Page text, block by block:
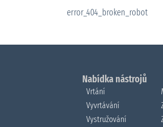
error_404_broken_robot
Nabídka nástrojů
Vrtání
Vyvrtávání
Vystružování